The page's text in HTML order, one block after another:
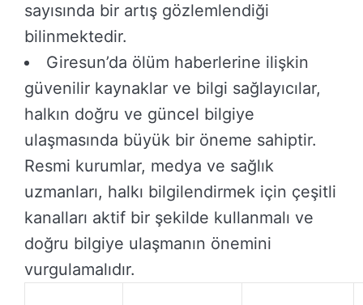
sayısında bir artış gözlemlendiği
bilinmektedir.
Giresun’da ölüm haberlerine ilişkin
güvenilir kaynaklar ve bilgi sağlayıcılar,
halkın doğru ve güncel bilgiye
ulaşmasında büyük bir öneme sahiptir.
Resmi kurumlar, medya ve sağlık
uzmanları, halkı bilgilendirmek için çeşitli
kanalları aktif bir şekilde kullanmalı ve
doğru bilgiye ulaşmanın önemini
vurgulamalıdır.